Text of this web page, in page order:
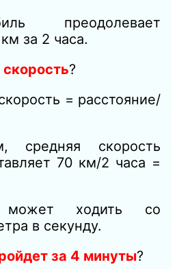
преодолевает
за 2 часа.
?
= расстояние/
средняя скорость
70 км/2 часа =
ходить со
в секунду.
за 4 минуты?